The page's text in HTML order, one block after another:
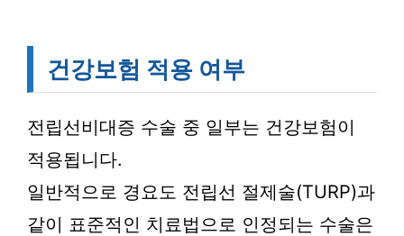
건강보험 적용 여부
전립선비대증 수술 중 일부는 건강보험이
적용됩니다.
일반적으로 경요도 전립선 절제술(TURP)과
같이 표준적인 치료법으로 인정되는 수술은